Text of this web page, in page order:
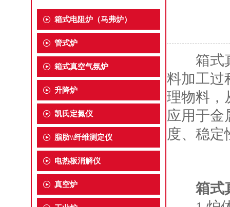
箱式电阻炉（马弗炉）
管式炉
箱式真空气氛炉
升降炉
凯氏定氮仪
脂肪\\纤维测定仪
电热板消解仪
真空炉
箱式真
料加工过
理物料，
应用于金
度、稳定
箱式